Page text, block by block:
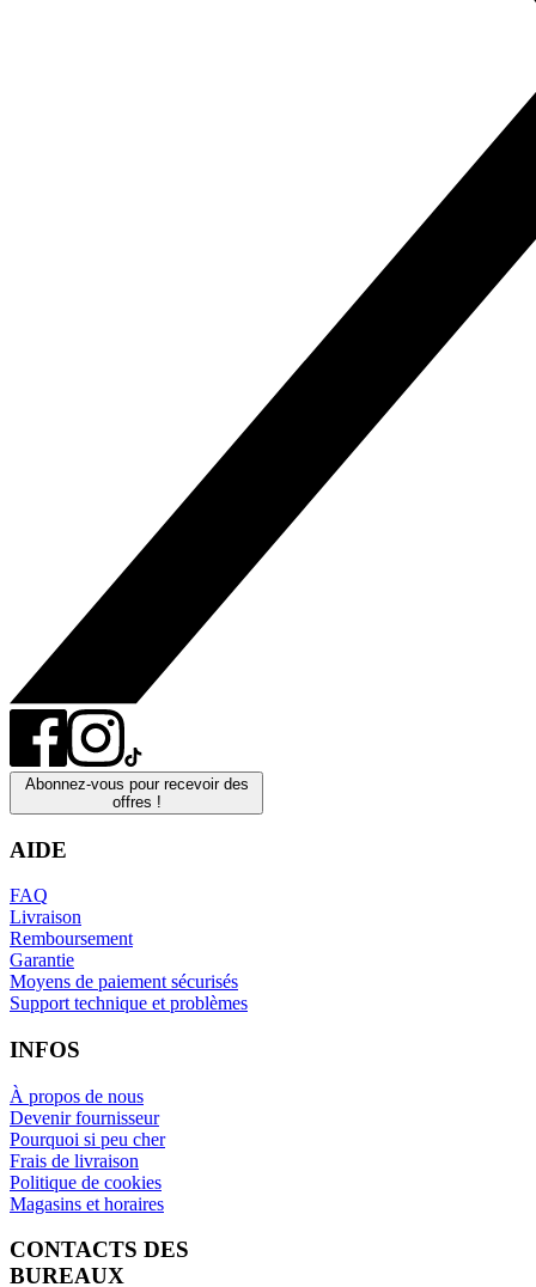
Abonnez-vous pour recevoir des
offres !
AIDE
FAQ
Livraison
Remboursement
Garantie
Moyens de paiement sécurisés
Support technique et problèmes
INFOS
À propos de nous
Devenir fournisseur
Pourquoi si peu cher
Frais de livraison
Politique de cookies
Magasins et horaires
CONTACTS DES
BUREAUX